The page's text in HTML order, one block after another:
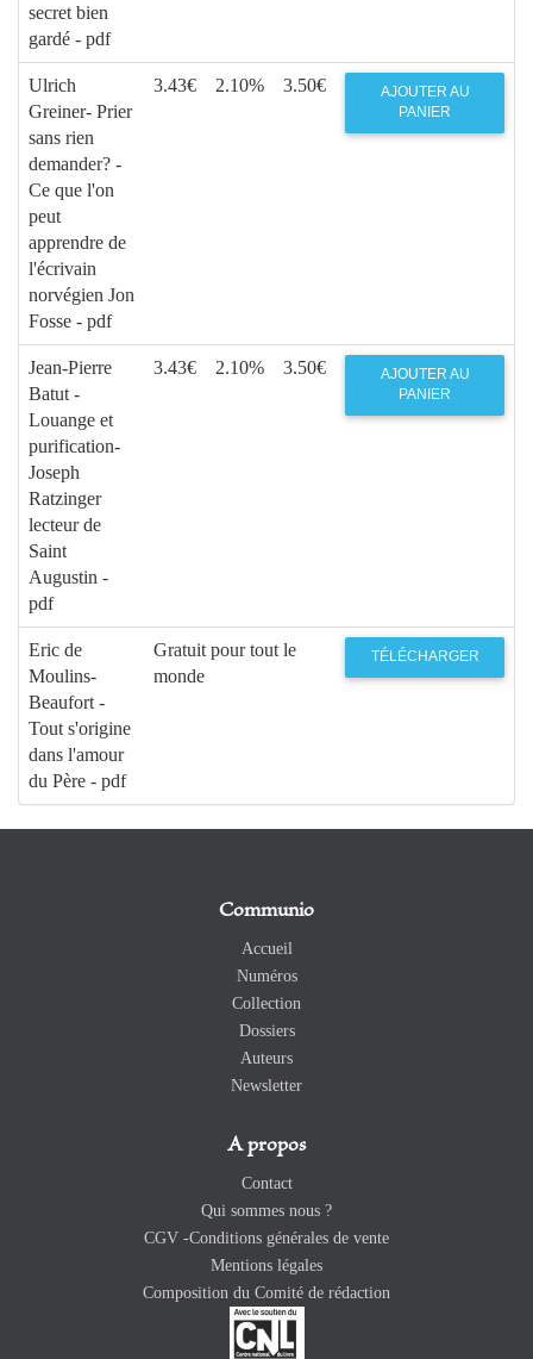
secret bien
gardé - pdf
Ulrich
Greiner- Prier
sans rien
demander? -
Ce que l'on
peut
apprendre de
l'écrivain
norvégien Jon
Fosse - pdf
3.43€ 2.10% 3.50€
AJOUTER AU
PANIER
Jean-Pierre
Batut -
Louange et
purification-
Joseph
Ratzinger
lecteur de
Saint
Augustin -
pdf
3.43€ 2.10% 3.50€
AJOUTER AU
PANIER
Eric de
Moulins-
Beaufort -
Tout s'origine
dans l'amour
du Père - pdf
Gratuit pour tout le
monde
TÉLÉCHARGER
Communio
Accueil
Numéros
Collection
Dossiers
Auteurs
Newsletter
A propos
Contact
Qui sommes nous ?
CGV -Conditions générales de vente
Mentions légales
Composition du Comité de rédaction